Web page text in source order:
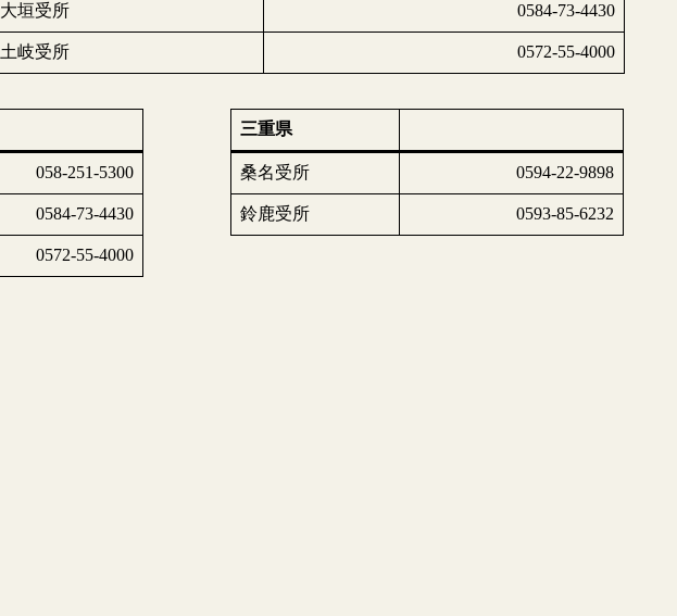
大垣受所 0584-73-4430
土岐受所 0572-55-4000
058-251-5300
0584-73-4430
0572-55-4000
三重県
桑名受所 0594-22-9898
鈴鹿受所 0593-85-6232